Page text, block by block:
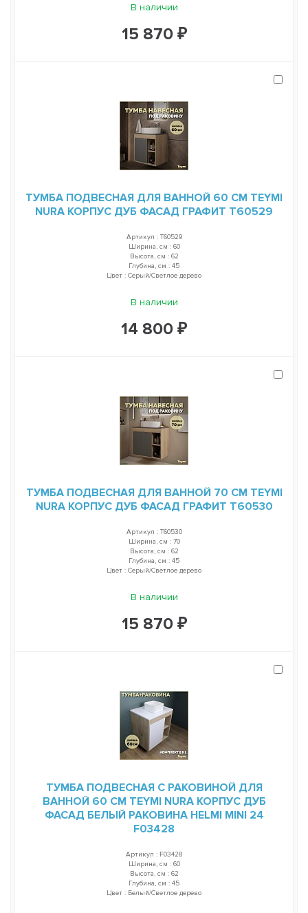
В наличии
15 870 ₽
ТУМБА ПОДВЕСНАЯ ДЛЯ ВАННОЙ 60 СМ TEYMI
NURA КОРПУС ДУБ ФАСАД ГРАФИТ T60529
Артикул : T60529
Ширина, см : 60
Высота, см : 62
Глубина, см : 45
Цвет : Серый/Светлое дерево
В наличии
14 800 ₽
ТУМБА ПОДВЕСНАЯ ДЛЯ ВАННОЙ 70 СМ TEYMI
NURA КОРПУС ДУБ ФАСАД ГРАФИТ T60530
Артикул : T60530
Ширина, см : 70
Высота, см : 62
Глубина, см : 45
Цвет : Серый/Светлое дерево
В наличии
15 870 ₽
ТУМБА ПОДВЕСНАЯ С РАКОВИНОЙ ДЛЯ
ВАННОЙ 60 СМ TEYMI NURA КОРПУС ДУБ
ФАСАД БЕЛЫЙ РАКОВИНА HELMI MINI 24
F03428
Артикул : F03428
Ширина, см : 60
Высота, см : 62
Глубина, см : 45
Цвет : Белый/Светлое дерево